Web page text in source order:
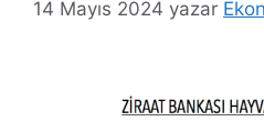
14 Mayıs 2024 yazar